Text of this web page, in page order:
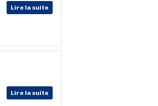
Lire la suite
Lire la suite